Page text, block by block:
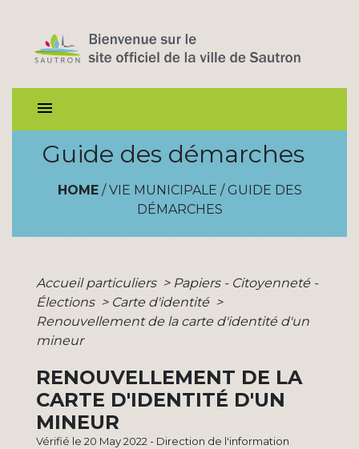
menu
Guide des démarches
HOME/ VIE MUNICIPALE / GUIDE DES
DÉMARCHES
Accueil particuliers > Papiers - Citoyenneté -
Élections > Carte d'identité >
Renouvellement de la carte d'identité d'un
mineur
RENOUVELLEMENT DE LA
CARTE D'IDENTITÉ D'UN
MINEUR
Vérifié le 20 May 2022 - Direction de l'information